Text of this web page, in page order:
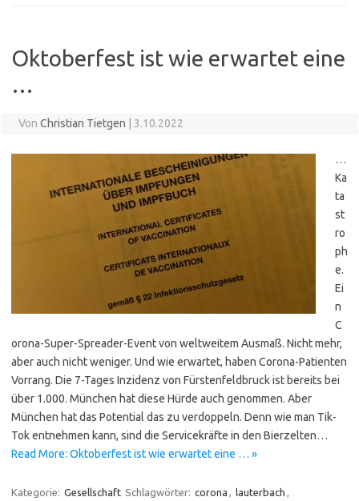
Oktoberfest ist wie erwartet eine
…
Von Christian Tietgen | 3.10.2022
…
Ka
ta
st
ro
ph
e.
Ei
n
C
orona-Super-Spreader-Event von weltweitem Ausmaß. Nicht mehr,
aber auch nicht weniger. Und wie erwartet, haben Corona-Patienten
Vorrang. Die 7-Tages Inzidenz von Fürstenfeldbruck ist bereits bei
über 1.000. München hat diese Hürde auch genommen. Aber
München hat das Potential das zu verdoppeln. Denn wie man Tik-
Tok entnehmen kann, sind die Servicekräfte in den Bierzelten…
Read More: Oktoberfest ist wie erwartet eine … »
Kategorie: Gesellschaft Schlagwörter: corona lauterbach